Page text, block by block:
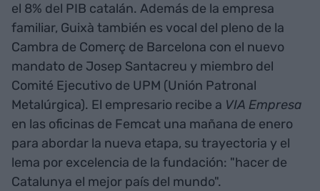
el 8% del PIB catalán. Además de la empresa
familiar, Guixà también es vocal del pleno de la
Cambra de Comerç de Barcelona con el nuevo
mandato de Josep Santacreu y miembro del
Comité Ejecutivo de UPM (Unión Patronal
Metalúrgica). El empresario recibe a VIA Empresa
en las oficinas de Femcat una mañana de enero
para abordar la nueva etapa, su trayectoria y el
lema por excelencia de la fundación: "hacer de
Catalunya el mejor país del mundo".